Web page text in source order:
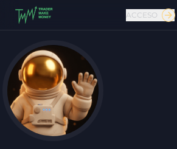
Contáctanos
ACCESO